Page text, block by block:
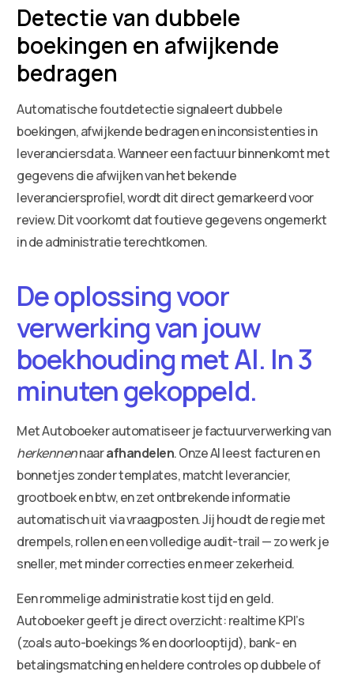
Detectie van dubbele
boekingen en afwijkende
bedragen
Automatische foutdetectie signaleert dubbele
boekingen, afwijkende bedragen en inconsistenties in
leveranciersdata. Wanneer een factuur binnenkomt met
gegevens die afwijken van het bekende
leveranciersprofiel, wordt dit direct gemarkeerd voor
review. Dit voorkomt dat foutieve gegevens ongemerkt
in de administratie terechtkomen.
De oplossing voor
verwerking van jouw
boekhouding met AI. In 3
minuten gekoppeld.
Met Autoboeker automatiseer je factuurverwerking van
herkennennaarafhandelen. Onze AI leest facturen en
bonnetjes zonder templates, matcht leverancier,
grootboek en btw, en zet ontbrekende informatie
automatisch uit via vraagposten. Jij houdt de regie met
drempels, rollen en een volledige audit-trail — zo werk je
sneller, met minder correcties en meer zekerheid.
Een rommelige administratie kost tijd en geld.
Autoboeker geeft je direct overzicht: realtime KPI’s
(zoals auto-boekings % en doorlooptijd), bank- en
betalingsmatching en heldere controles op dubbele of